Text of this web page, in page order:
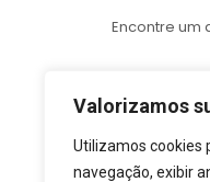
Valorizamos
Utilizamos cookies
navegação, exibir
Encontre um